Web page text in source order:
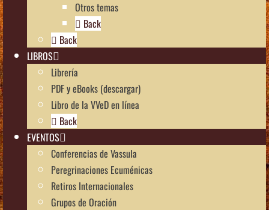
Otros temas
Back
Back
LIBROS
Librería
PDF y eBooks (descargar)
Libro de la VVeD en línea
Back
EVENTOS
Conferencias de Vassula
Peregrinaciones Ecuménicas
Retiros Internacionales
Grupos de Oración